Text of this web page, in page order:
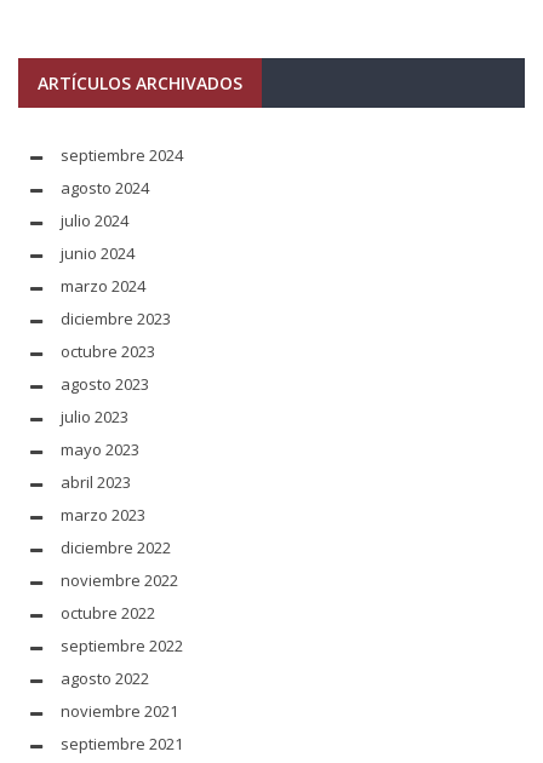
ARTÍCULOS ARCHIVADOS
septiembre 2024
agosto 2024
julio 2024
junio 2024
marzo 2024
diciembre 2023
octubre 2023
agosto 2023
julio 2023
mayo 2023
abril 2023
marzo 2023
diciembre 2022
noviembre 2022
octubre 2022
septiembre 2022
agosto 2022
noviembre 2021
septiembre 2021